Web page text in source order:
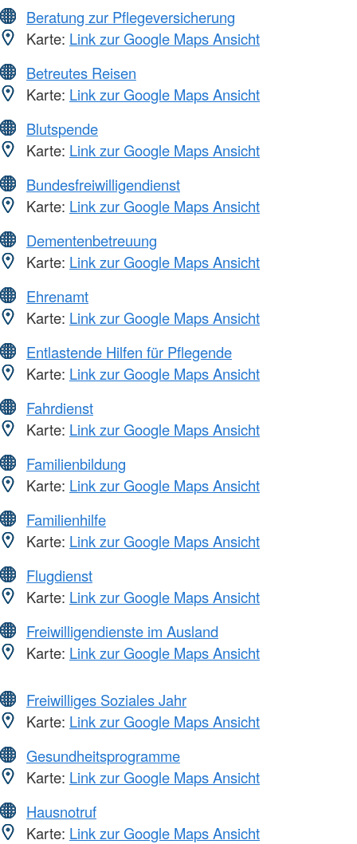
Beratung zur Pflegeversicherung
Karte: Link zur Google Maps Ansicht
Betreutes Reisen
Karte: Link zur Google Maps Ansicht
Blutspende
Karte: Link zur Google Maps Ansicht
Bundesfreiwilligendienst
Karte: Link zur Google Maps Ansicht
Dementenbetreuung
Karte: Link zur Google Maps Ansicht
Ehrenamt
Karte: Link zur Google Maps Ansicht
Entlastende Hilfen für Pflegende
Karte: Link zur Google Maps Ansicht
Fahrdienst
Karte: Link zur Google Maps Ansicht
Familienbildung
Karte: Link zur Google Maps Ansicht
Familienhilfe
Karte: Link zur Google Maps Ansicht
Flugdienst
Karte: Link zur Google Maps Ansicht
Freiwilligendienste im Ausland
Karte: Link zur Google Maps Ansicht
Freiwilliges Soziales Jahr
Karte: Link zur Google Maps Ansicht
Gesundheitsprogramme
Karte: Link zur Google Maps Ansicht
Hausnotruf
Karte: Link zur Google Maps Ansicht